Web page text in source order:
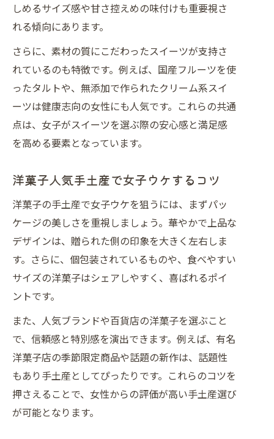
しめるサイズ感や甘さ控えめの味付けも重要視さ
れる傾向にあります。
さらに、素材の質にこだわったスイーツが支持さ
れているのも特徴です。例えば、国産フルーツを使
ったタルトや、無添加で作られたクリーム系スイ
ーツは健康志向の女性にも人気です。これらの共通
点は、女子がスイーツを選ぶ際の安心感と満足感
を高める要素となっています。
洋菓子人気手土産で女子ウケするコツ
洋菓子の手土産で女子ウケを狙うには、まずパッ
ケージの美しさを重視しましょう。華やかで上品な
デザインは、贈られた側の印象を大きく左右しま
す。さらに、個包装されているものや、食べやすい
サイズの洋菓子はシェアしやすく、喜ばれるポイ
ントです。
また、人気ブランドや百貨店の洋菓子を選ぶこと
で、信頼感と特別感を演出できます。例えば、有名
洋菓子店の季節限定商品や話題の新作は、話題性
もあり手土産としてぴったりです。これらのコツを
押さえることで、女性からの評価が高い手土産選び
が可能となります。